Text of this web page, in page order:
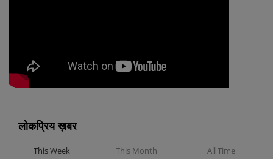
लोकप्रिय ख़बर
This Week This Month All Time